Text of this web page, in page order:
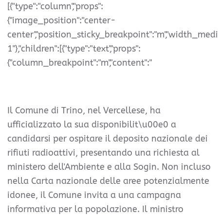
[{"type":"column","props":
{"image_position":"center-
1"},"children":[{"type":"text","props":
{"column_breakpoint":"m","content":"
Il Comune di Trino, nel Vercellese, ha
ufficializzato la sua disponibilit\u00e0 a
candidarsi per ospitare il deposito nazionale dei
rifiuti radioattivi, presentando una richiesta al
ministero dell'Ambiente e alla Sogin. Non incluso
nella Carta nazionale delle aree potenzialmente
idonee, il Comune invita a una campagna
informativa per la popolazione. Il ministro